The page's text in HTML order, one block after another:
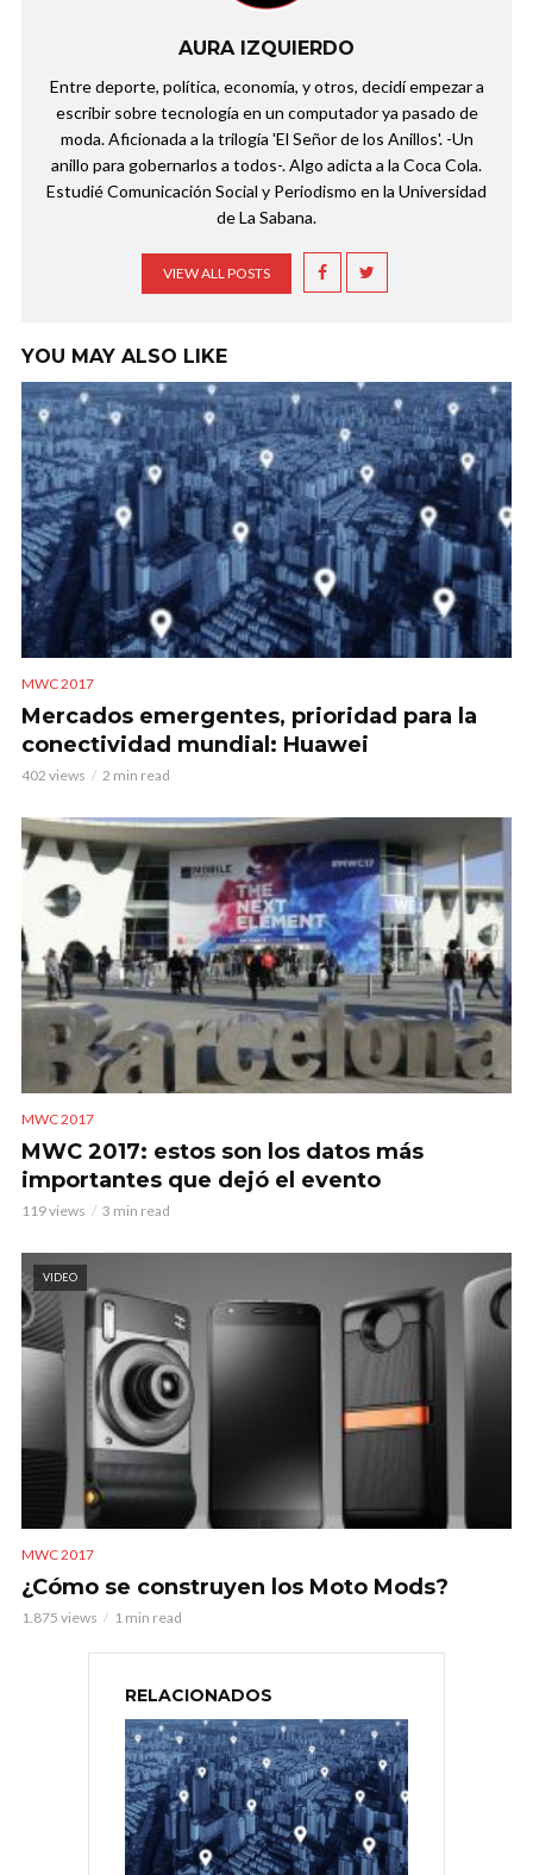
AURA IZQUIERDO
Entre deporte, política, economía, y otros, decidí empezar a
escribir sobre tecnología en un computador ya pasado de
moda. Aficionada a la trilogía 'El Señor de los Anillos'. -Un
anillo para gobernarlos a todos-. Algo adicta a la Coca Cola.
Estudié Comunicación Social y Periodismo en la Universidad
de La Sabana.
VIEW ALL POSTS
YOU MAY ALSO LIKE
MWC 2017
Mercados emergentes, prioridad para la
conectividad mundial: Huawei
402 views 2 min read
MWC 2017
MWC 2017: estos son los datos más
importantes que dejó el evento
119 views 3 min read
VIDEO
MWC 2017
¿Cómo se construyen los Moto Mods?
1.875 views 1 min read
RELACIONADOS